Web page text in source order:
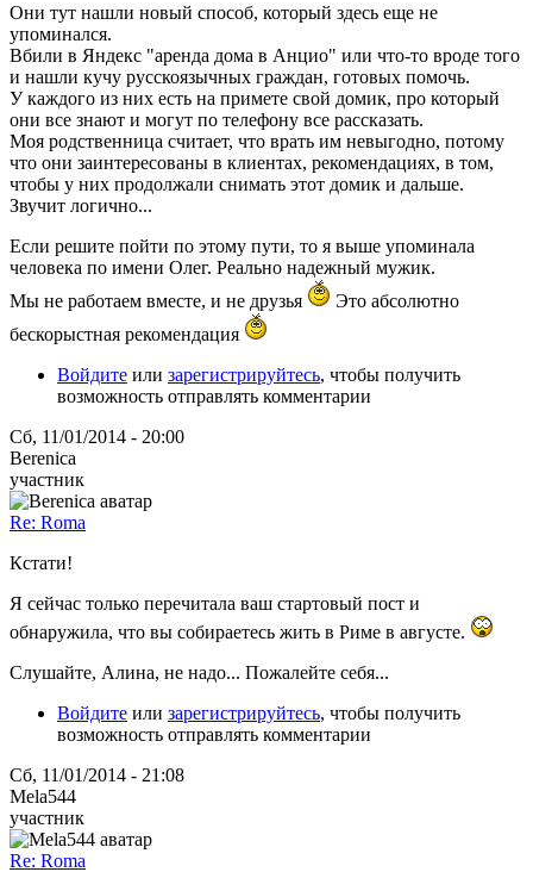
Они тут нашли новый способ, который здесь еще не
упоминался.
Вбили в Яндекс "аренда дома в Анцио" или что-то вроде того
и нашли кучу русскоязычных граждан, готовых помочь.
У каждого из них есть на примете свой домик, про который
они все знают и могут по телефону все рассказать.
Моя родственница считает, что врать им невыгодно, потому
что они заинтересованы в клиентах, рекомендациях, в том,
чтобы у них продолжали снимать этот домик и дальше.
Звучит логично...
Если решите пойти по этому пути, то я выше упоминала
человека по имени Олег. Реально надежный мужик.
Мы не работаем вместе, и не друзья
Это абсолютно
бескорыстная рекомендация
Войдите или зарегистрируйтесь, чтобы получить
возможность отправлять комментарии
Сб, 11/01/2014 - 20:00
Berenica
участник
Re: Roma
Кстати!
Я сейчас только перечитала ваш стартовый пост и
обнаружила, что вы собираетесь жить в Риме в августе.
Слушайте, Алина, не надо... Пожалейте себя...
Войдите или зарегистрируйтесь, чтобы получить
возможность отправлять комментарии
Сб, 11/01/2014 - 21:08
Mela544
участник
Re: Roma